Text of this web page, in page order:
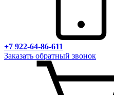
+7 922-64-86-611
Заказать обратный звонок